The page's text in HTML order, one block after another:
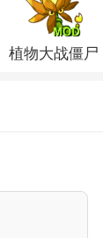
币无限闪电最
新版v2.5.20
植物大战僵尸
Mod)v3.8.1